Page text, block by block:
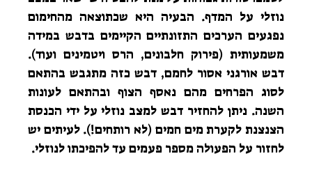
נוזלי על המדף. הבעיה היא שכתוצאה מהחימום
נפגעים הערכים התזונתיים הקיימים בדבש במידה
משמעותית (פירוק חלבונים, הרס ויטמינים ועוד).
דבש אורגני אסור לחמם, דבש כזה מתגבש בהתאם
לסוג הפרחים מהם נאסף הצוף ובהתאם לעונות
השנה. ניתן להחזיר דבש למצב נוזלי על ידי הכנסת
הצנצנת לקערת מים חמים (לא רותחים!). לעיתים יש
לחזור על הפעולה מספר פעמים עד להפיכתו לנוזלי.